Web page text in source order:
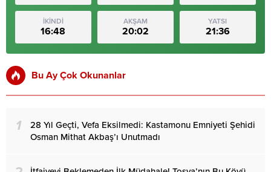
İKİNDİ
16:48
AKŞAM
20:02
YATSI
21:36
Bu Ay Çok Okunanlar
1
28 Yıl Geçti, Vefa Eksilmedi: Kastamonu Emniyeti Şehidi
Osman Mithat Akbaş’ı Unutmadı